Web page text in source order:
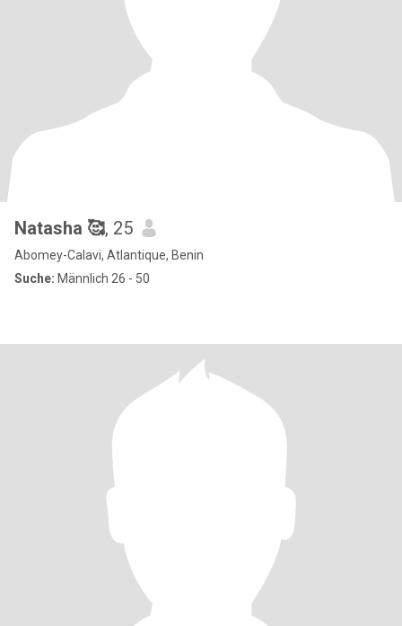
Natasha 🥰, 25
Abomey-Calavi, Atlantique, Benin
Suche: Männlich 26 - 50